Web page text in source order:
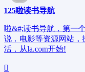
125啦读书导航
啦&#;读书导航，第一
说，电影等资源网站
活，从la.com开始!